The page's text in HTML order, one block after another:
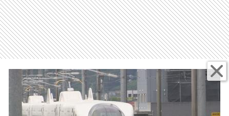
に佐賀県知事が初面談で訴え